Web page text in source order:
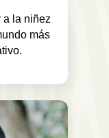
a la niñez
más